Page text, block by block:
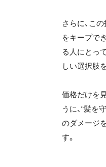
さらに、こ
をキープで
る人にとっ
しい選択肢
価格だけを
うに、“髪を
のダメージ
す。